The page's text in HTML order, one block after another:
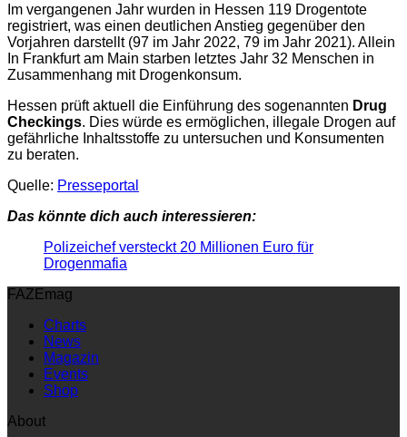
Im vergangenen Jahr wurden in Hessen 119 Drogentote
registriert, was einen deutlichen Anstieg gegenüber den
Vorjahren darstellt (97 im Jahr 2022, 79 im Jahr 2021). Allein
In Frankfurt am Main starben letztes Jahr 32 Menschen in
Zusammenhang mit Drogenkonsum.
Hessen prüft aktuell die Einführung des sogenannten Drug
Checkings. Dies würde es ermöglichen, illegale Drogen auf
gefährliche Inhaltsstoffe zu untersuchen und Konsumenten
zu beraten.
Quelle: Presseportal
Das könnte dich auch interessieren:
Polizeichef versteckt 20 Millionen Euro für
Drogenmafia
FAZEmag
Charts
News
Magazin
Events
Shop
About